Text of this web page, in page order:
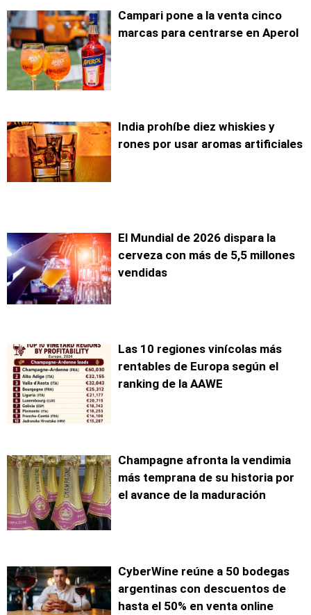
Campari pone a la venta cinco
marcas para centrarse en Aperol
India prohíbe diez whiskies y
rones por usar aromas artificiales
El Mundial de 2026 dispara la
cerveza con más de 5,5 millones
vendidas
Las 10 regiones vinícolas más
rentables de Europa según el
ranking de la AAWE
Champagne afronta la vendimia
más temprana de su historia por
el avance de la maduración
CyberWine reúne a 50 bodegas
argentinas con descuentos de
hasta el 50% en venta online